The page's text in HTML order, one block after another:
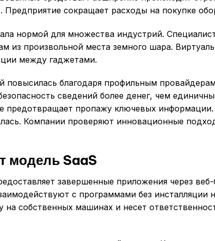
Предприятие сокращает расходы на покупке
нормой для множества индустрий.
из произвольной места земного шара.
между гаджетами.
повысилась благодаря профильным
сведений более денег, чем
предотвращает пропажу ключевых
Компании проверяют инновационные
модель SaaS
завершенные приложения через
с программами без
на собственных машинах и несет